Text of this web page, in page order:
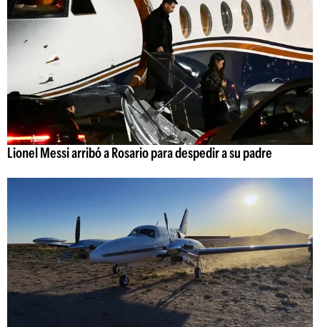
Lionel Messi arribó a Rosario para despedir a su padre